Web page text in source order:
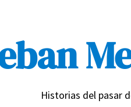
Historias del pasar